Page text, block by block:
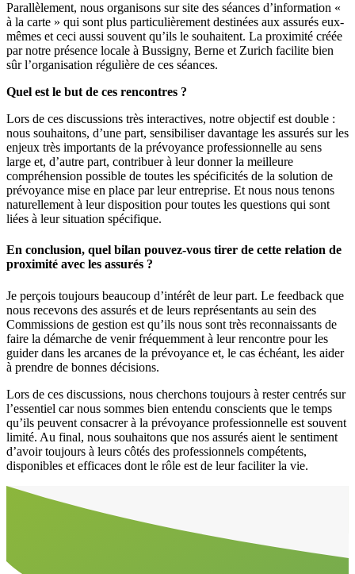
Parallèlement, nous organisons sur site des séances d’information «
à la carte » qui sont plus particulièrement destinées aux assurés eux-
mêmes et ceci aussi souvent qu’ils le souhaitent. La proximité créée
par notre présence locale à Bussigny, Berne et Zurich facilite bien
sûr l’organisation régulière de ces séances.
Quel est le but de ces rencontres ?
Lors de ces discussions très interactives, notre objectif est double :
nous souhaitons, d’une part, sensibiliser davantage les assurés sur les
enjeux très importants de la prévoyance professionnelle au sens
large et, d’autre part, contribuer à leur donner la meilleure
compréhension possible de toutes les spécificités de la solution de
prévoyance mise en place par leur entreprise. Et nous nous tenons
naturellement à leur disposition pour toutes les questions qui sont
liées à leur situation spécifique.
En conclusion, quel bilan pouvez-vous tirer de cette relation de
proximité avec les assurés ?
Je perçois toujours beaucoup d’intérêt de leur part. Le feedback que
nous recevons des assurés et de leurs représentants au sein des
Commissions de gestion est qu’ils nous sont très reconnaissants de
faire la démarche de venir fréquemment à leur rencontre pour les
guider dans les arcanes de la prévoyance et, le cas échéant, les aider
à prendre de bonnes décisions.
Lors de ces discussions, nous cherchons toujours à rester centrés sur
l’essentiel car nous sommes bien entendu conscients que le temps
qu’ils peuvent consacrer à la prévoyance professionnelle est souvent
limité. Au final, nous souhaitons que nos assurés aient le sentiment
d’avoir toujours à leurs côtés des professionnels compétents,
disponibles et efficaces dont le rôle est de leur faciliter la vie.
Aller en haut de la page
Bas de page